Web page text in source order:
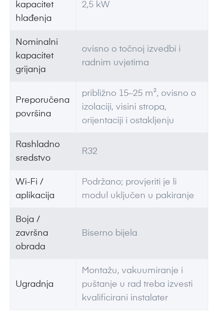
kapacitet
hlađenja
2,5 kW
Nominalni
kapacitet
grijanja
ovisno o točnoj izvedbi i
radnim uvjetima
Preporučena
površina
približno 15–25 m², ovisno o
izolaciji, visini stropa,
orijentaciji i ostakljenju
Rashladno
sredstvo
R32
Wi-Fi /
aplikacija
Podržano; provjeriti je li
modul uključen u pakiranje
Boja /
završna
obrada
Biserno bijela
Ugradnja
Montažu, vakuumiranje i
puštanje u rad treba izvesti
kvalificirani instalater